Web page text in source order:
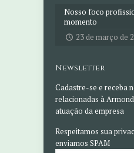
Nosso foco
momento
23 de março de
Newsletter
Cadastre-se e receba
relacionadas à
atuação da empresa
Respeitamos sua
enviamos SPAM